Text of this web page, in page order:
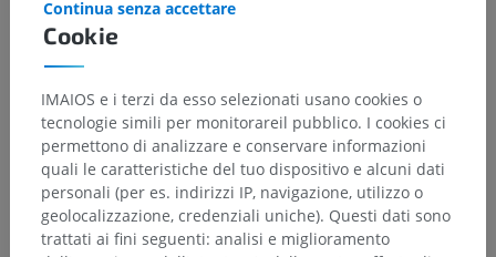
Cookie
Continua senza accettare
IMAIOS e i terzi da esso selezionati usano cookies o
tecnologie simili per monitorareil pubblico. I cookies ci
permettono di analizzare e conservare informazioni
quali le caratteristiche del tuo dispositivo e alcuni dati
personali (per es. indirizzi IP, navigazione, utilizzo o
geolocalizzazione, credenziali uniche). Questi dati sono
trattati ai fini seguenti: analisi e miglioramento